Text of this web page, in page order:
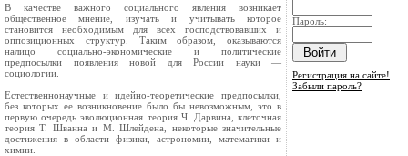
В качестве важного социального явления возника­ет
общественное мнение, изучать и учитывать которое
становится необ­ходимым для всех господствовавших и
оппозиционных структур. Таким образом, оказываются
налицо социально-экономические и политические
предпосылки появления новой для России науки —
социологии.
Естественнонаучные и идейно-теоретические предпосылки,
без которых ее возникновение было бы невозможным, это в
первую очередь эволюционная теория Ч. Дарвина, клеточная
теория Т. Шванна и М. Шлейдена, некоторые значительные
достижения в области физики, астрономии, математики и
химии.
Пароль:
Регистрация на сайте!
Забыли пароль?